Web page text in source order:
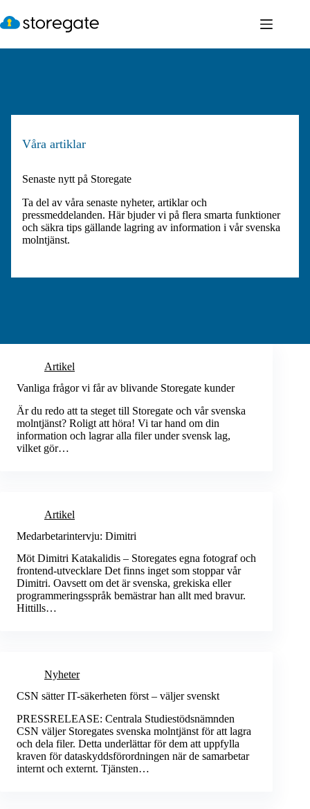
till
innehåll
Våra artiklar
Senaste nytt på Storegate
Ta del av våra senaste nyheter, artiklar och
pressmeddelanden. Här bjuder vi på flera smarta funktioner
och säkra tips gällande lagring av information i vår svenska
molntjänst.
Artikel
Vanliga frågor vi får av blivande Storegate kunder
Är du redo att ta steget till Storegate och vår svenska
molntjänst? Roligt att höra! Vi tar hand om din
information och lagrar alla filer under svensk lag,
vilket gör…
Artikel
Medarbetarintervju: Dimitri
Möt Dimitri Katakalidis – Storegates egna fotograf och
frontend-utvecklare Det finns inget som stoppar vår
Dimitri. Oavsett om det är svenska, grekiska eller
programmeringsspråk bemästrar han allt med bravur.
Hittills…
Nyheter
CSN sätter IT-säkerheten först – väljer svenskt
PRESSRELEASE: Centrala Studiestödsnämnden
CSN väljer Storegates svenska molntjänst för att lagra
och dela filer. Detta underlättar för dem att uppfylla
kraven för dataskyddsförordningen när de samarbetar
internt och externt. Tjänsten…